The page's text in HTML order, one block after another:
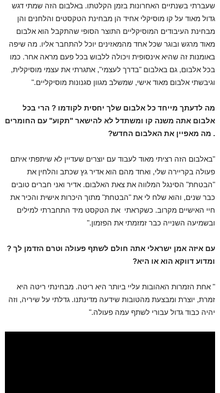
שעברתי בשנתיים האחרונות בזמן הקלטתו. באלבום הזה שמתי דגש
גדול מאוד על קו מוסיקלי אחיד הן מבחינת הטקסטים והלחנים והן
מבחינת העיבודים המוסיקליים התוצר הסופי שהתקבל הוא אלבום
מאוד מרגש ובוגר שכל אחד מהמאזינים יוכל להתחבר אליו. מה שיפה
באומנות זה שהיא אינסופית ויכולה ללבוש בכל פעם מראה אחר. כמו
בכל אלבום, גם באלבום "בדרך לעצמי", אתגרתי את עצמי מוסיקלית,
וגיבשתי אלבום מאוד אישי, שמשלב מגוון סגנונות מוסיקליים."
מה לדעתך מייחד כל אלבום שלך יחסית לקודמו ? הרי בכל
אלבום אתה משנה קו ומשתדל לא להישאר "תקוע" עם החומרים
. מה מאפיין את האלבום החדש?
"באלבום הזה רציתי מאוד לעבוד עם יוצרים שעדיין לא שיתפתי איתם
פעולה בקריירה שלי, ואחד מהם הוא אדיר גץ שכתב והלחין את
"הבטחת" הסינגל המלווה את צאת האלבום. אדיר ואני חברים טובים
כבר שנים, והוא שלח לי את "הבטחת" מתוך היכרות אישית והכיר את
חיי האישיים מקרוב. כשקראתי את הטקסט מיד התחברתי למילים
ובשמיעה השנייה כבר זמזמתי את הפזמון."
עם איזה אמן ישראלי אתה חולם לשתף פעולה וטרם הזדמן לך ?
ומדוע דווקא הוא או היא?
" אחת הזמרות האהובות עליי ביותר היא ריטה. מבחינתי ריטה היא
זמרת, יוצרת ומבצעת מהטובות שידעה מדינתנו. גדלתי על שיריה, וזה
יהיה כבוד גדול עבורי לשתף עמה פעולה."